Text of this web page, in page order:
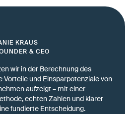
KRAUS
& CEO
wir in der Berechnung des
Vorteile und Einsparpotenziale von
aufzeigt – mit einer
echten Zahlen und klarer
fundierte Entscheidung.